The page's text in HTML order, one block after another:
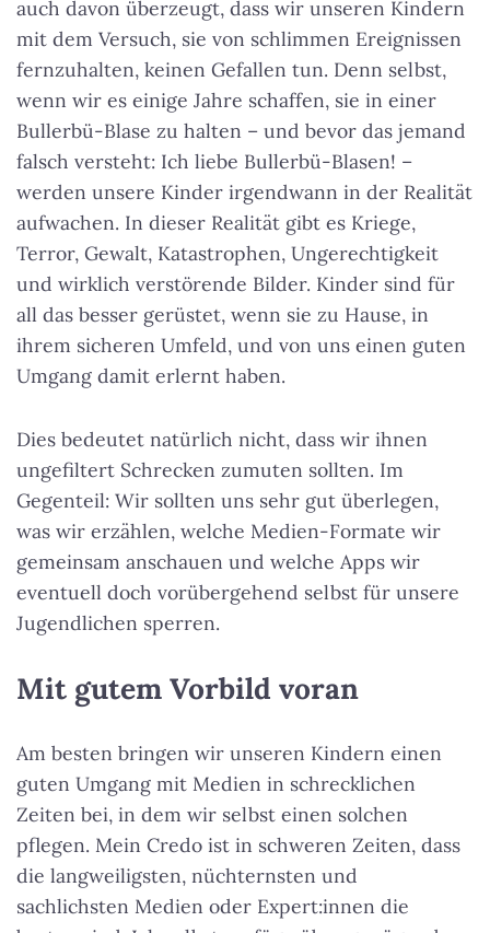
auch davon überzeugt, dass wir unseren Kindern
mit dem Versuch, sie von schlimmen Ereignissen
fernzuhalten, keinen Gefallen tun. Denn selbst,
wenn wir es einige Jahre schaffen, sie in einer
Bullerbü-Blase zu halten – und bevor das jemand
falsch versteht: Ich liebe Bullerbü-Blasen! –
werden unsere Kinder irgendwann in der Realität
aufwachen. In dieser Realität gibt es Kriege,
Terror, Gewalt, Katastrophen, Ungerechtigkeit
und wirklich verstörende Bilder. Kinder sind für
all das besser gerüstet, wenn sie zu Hause, in
ihrem sicheren Umfeld, und von uns einen guten
Umgang damit erlernt haben.
Dies bedeutet natürlich nicht, dass wir ihnen
ungefiltert Schrecken zumuten sollten. Im
Gegenteil: Wir sollten uns sehr gut überlegen,
was wir erzählen, welche Medien-Formate wir
gemeinsam anschauen und welche Apps wir
eventuell doch vorübergehend selbst für unsere
Jugendlichen sperren.
Mit gutem Vorbild voran
Am besten bringen wir unseren Kindern einen
guten Umgang mit Medien in schrecklichen
Zeiten bei, in dem wir selbst einen solchen
pflegen. Mein Credo ist in schweren Zeiten, dass
die langweiligsten, nüchternsten und
sachlichsten Medien oder Expert:innen die